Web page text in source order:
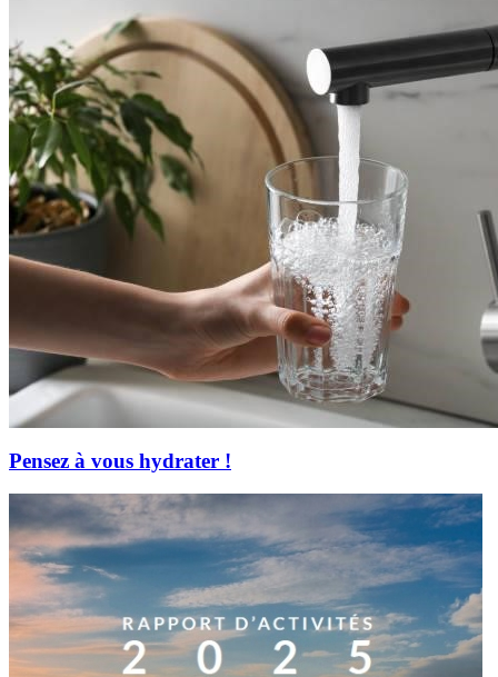
Pensez à vous hydrater !